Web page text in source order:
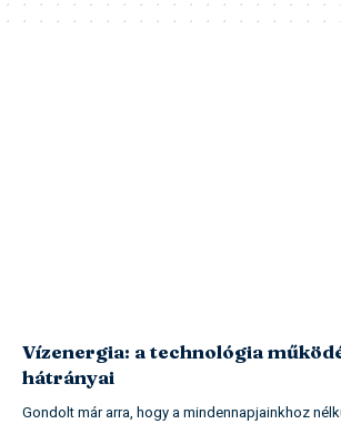
Vízenergia: a technológia
hátrányai
Gondolt már arra, hogy a mindennapjainkhoz